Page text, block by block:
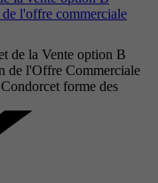
l'offre commerciale
de la Vente option B
de l'Offre Commerciale
forme des